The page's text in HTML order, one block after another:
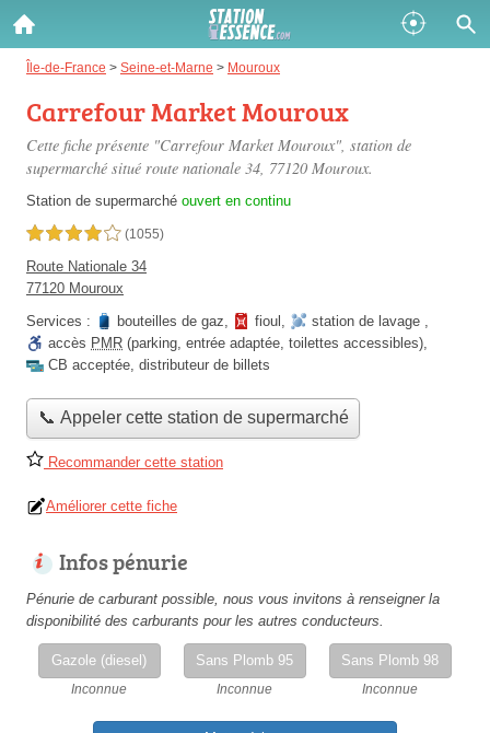
Île-de-France > Seine-et-Marne > Mouroux
Carrefour Market Mouroux
Cette fiche présente "Carrefour Market Mouroux", station de
supermarché situé route nationale 34, 77120 Mouroux.
Station de supermarché ouvert en continu
4,0 étoiles sur 5 (1055)
Route Nationale 34
77120 Mouroux
Services :
bouteilles de gaz, fioul , station de lavage ,
accès PMR (parking, entrée adaptée, toilettes accessibles),
CB acceptée, distributeur de billets
📞 Appeler cette station de supermarché
Recommander cette station
Améliorer cette fiche
Infos pénurie
Pénurie de carburant possible, nous vous invitons à renseigner la
disponibilité des carburants pour les autres conducteurs.
Gazole (diesel)
Inconnue
Sans Plomb 95
Inconnue
Sans Plomb 98
Inconnue
Gazole :
Disponible Épuisé
SP 98 :
Disponible
SP 95 :
Disponible